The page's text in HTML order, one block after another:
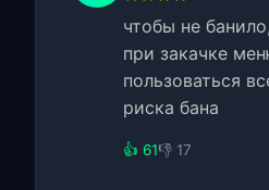
чтобы не
при закачке
пользоваться
риска бана
👍 61👎 17